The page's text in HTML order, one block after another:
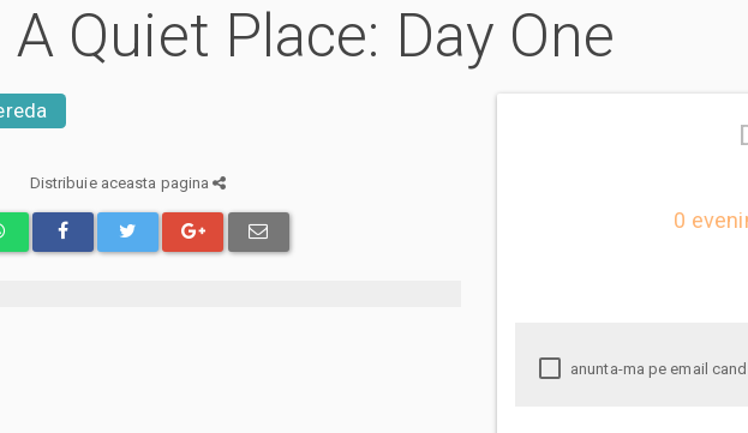
Quiet Place: Day One
0
Distribuie aceasta pagina